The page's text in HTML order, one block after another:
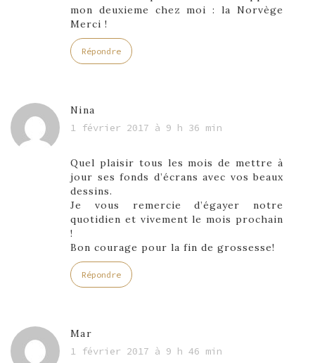
mon deuxieme chez moi : la Norvège
Merci !
Répondre
Nina
1 février 2017 à 9 h 36 min
Quel plaisir tous les mois de mettre à
jour ses fonds d’écrans avec vos beaux
dessins.
Je vous remercie d’égayer notre
quotidien et vivement le mois prochain
!
Bon courage pour la fin de grossesse!
Répondre
Mar
1 février 2017 à 9 h 46 min